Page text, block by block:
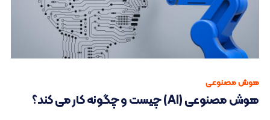
هوش مصنوعی
هوش مصنوعی (AI) چیست و چگونه کار می کند؟